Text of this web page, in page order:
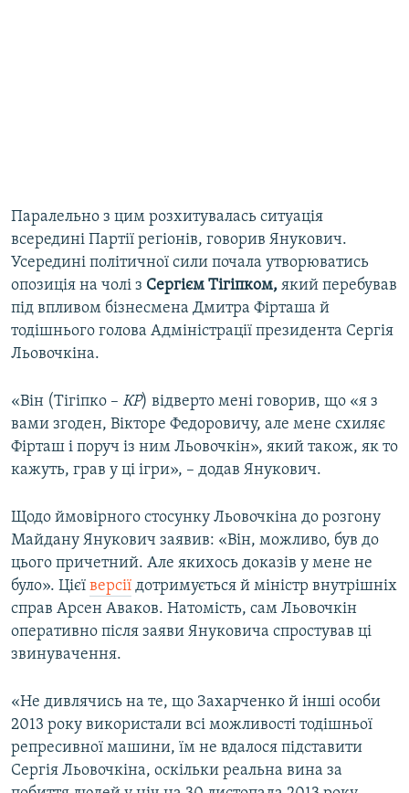
Паралельно з цим розхитувалась ситуація
всередині Партії регіонів, говорив Янукович.
Усередині політичної сили почала утворюватись
опозиція на чолі з Сергієм Тігіпком, який перебував
під впливом бізнесмена Дмитра Фірташа й
тодішнього голова Адміністрації президента Сергія
Льовочкіна.
«Він (Тігіпко – КР) відверто мені говорив, що «я з
вами згоден, Вікторе Федоровичу, але мене схиляє
Фірташ і поруч із ним Льовочкін», який також, як то
кажуть, грав у ці ігри», – додав Янукович.
Щодо ймовірного стосунку Льовочкіна до розгону
Майдану Янукович заявив: «Він, можливо, був до
цього причетний. Але якихось доказів у мене не
було». Цієї версії дотримується й міністр внутрішніх
справ Арсен Аваков. Натомість, сам Льовочкін
оперативно після заяви Януковича спростував ці
звинувачення.
«Не дивлячись на те, що Захарченко й інші особи
2013 року використали всі можливості тодішньої
репресивної машини, їм не вдалося підставити
Сергія Льовочкіна, оскільки реальна вина за